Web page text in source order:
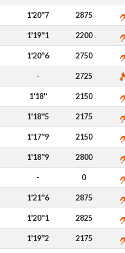
1'20''7 2875
1'19''1 2200
1'20''6 2750
- 2725
1'18'' 2150
1'18''5 2175
1'17''9 2150
1'18''9 2800
- 0
1'21''6 2875
1'20''1 2825
1'19''2 2175